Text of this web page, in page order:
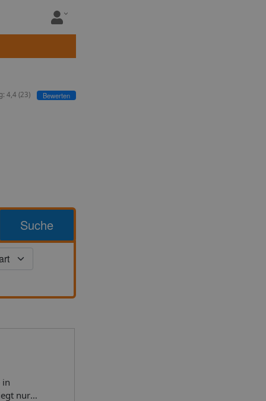
4,4 (23) Bewerten
Suche
Kabel Unterhaltung - Satellitenempfang Essen & Trinken - Zimmerservice (rund um die Uhr)Badezimmer - Eigenes Badezimmer mit Dusche, kostenlosen Toilettenartikeln und HaartrocknerPr